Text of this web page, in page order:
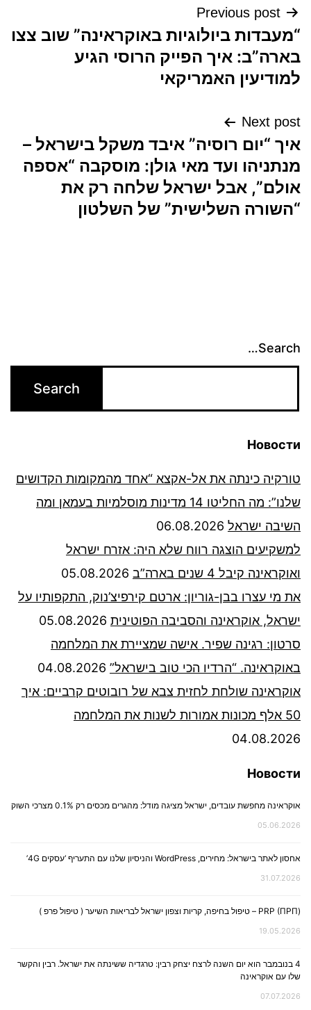
ניווט
Previous post
“מעבדות ביולוגיות באוקראינה” שוב צצו
בארה”ב: איך הפייק הרוסי הגיע
למודיעין האמריקאי
Next post
איך “יום רוסיה” איבד משקל בישראל –
מנתניהו ועד מאי גולן: מוסקבה “אספה
אולם”, אבל ישראל שלחה רק את
“השורה השלישית” של השלטון
Search…
Новости
טורקיה כינתה את אל-אקצא “אחד מהמקומות הקדושים
שלנו”: מה החליטו 14 מדינות מוסלמיות בעמאן ומה
השיבה ישראל 06.08.2026
למשקיעים הוצגה רווח שלא היה: אזרח ישראל
ואוקראינה קיבל 4 שנים בארה”ב
05.08.2026
את מי עצרו בבן-גוריון: ארטם קירפיצ’נוק, התקפותיו על
ישראל, אוקראינה והסביבה הפוטינית 05.08.2026
סרטון: רגינה שפיר. אישה שמציירת את המלחמה
באוקראינה. “הרדיו הכי טוב בישראל” 04.08.2026
אוקראינה שולחת לחזית צבא של רובוטים קרביים: איך
50 אלף מכונות אמורות לשנות את המלחמה
04.08.2026
Новости
אוקראינה מחפשת עובדים, ישראל מציגה מודל: מהגרים מכסים רק 0.1% מצרכי השוק
05.06.2026
אחסון לאתר בישראל: מחירים, WordPress והניסיון שלנו עם התעריף ‘עסקים 4G’
31.07.2026
PRP (ПРП) – טיפול בחיפה, קריות וצפון ישראל לבריאות השיער ( טיפול פרפ )
19.05.2026
4 בנובמבר הוא יום השנה לרצח יצחק רבין: טרגדיה ששינתה את ישראל. רבין והקשר
שלו עם אוקראינה
07.07.2026